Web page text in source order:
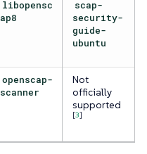
libopensc
ap8
scap-
security-
guide-
ubuntu
openscap-
scanner
Not
officially
supported
[3]